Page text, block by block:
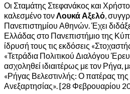
Οι Σταμάτης Στεφανάκος και
καλεσμένο τονΛουκά Αξελό,
Πανεπιστημίου Αθηνών. Έχει
Ελλάδας στο Πανεπιστήμιο της
ίδρυσή τους τις εκδόσεις
«Τετράδια Πολιτικού Διαλόγου
ασχοληθεί ιδιαιτέρως με τον Ρήγα,
«Ρήγας Βελεστινλής: Ο πατέρας
Ανεξαρτησίας». [28 Φεβρουαρίου